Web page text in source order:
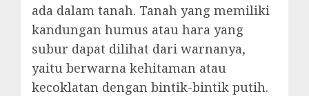
ada dalam tanah. Tanah yang memiliki
kandungan humus atau hara yang
subur dapat dilihat dari warnanya,
yaitu berwarna kehitaman atau
kecoklatan dengan bintik-bintik putih.